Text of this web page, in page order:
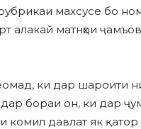
махсусе бо
алакай матнҳои
ки дар шароити
бораи он, ки дар
давлат як